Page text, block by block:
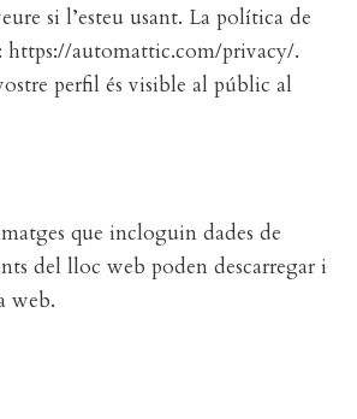
si l’esteu usant. La política de
https://automattic.com/privacy/.
perfil és visible al públic al
que incloguin dades de
del lloc web poden descarregar i
web.